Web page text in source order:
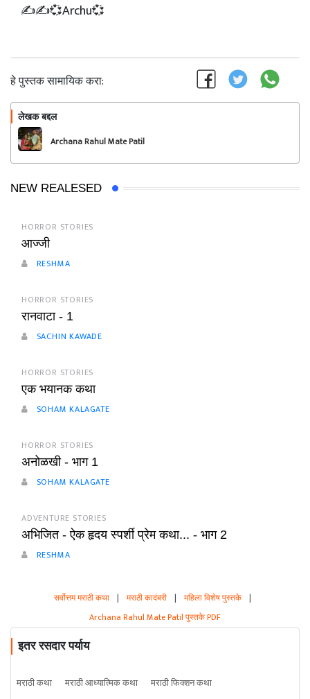
✍️✍️💞Archu💞
हे पुस्तक सामायिक करा:
लेखक बद्दल
Archana Rahul Mate Patil
NEW REALESED
HORROR STORIES
आज्जी
RESHMA
HORROR STORIES
रानवाटा - 1
SACHIN KAWADE
HORROR STORIES
एक भयानक कथा
SOHAM KALAGATE
HORROR STORIES
अनोळखी - भाग 1
SOHAM KALAGATE
ADVENTURE STORIES
अभिजित - ऐक हृदय स्पर्शी प्रेम कथा... - भाग 2
RESHMA
सर्वोत्तम मराठी कथा | मराठी कादंबरी | महिला विशेष पुस्तके |
Archana Rahul Mate Patil पुस्तके PDF
इतर रसदार पर्याय
मराठी कथा मराठी आध्यात्मिक कथा
मराठी फिक्शन कथा